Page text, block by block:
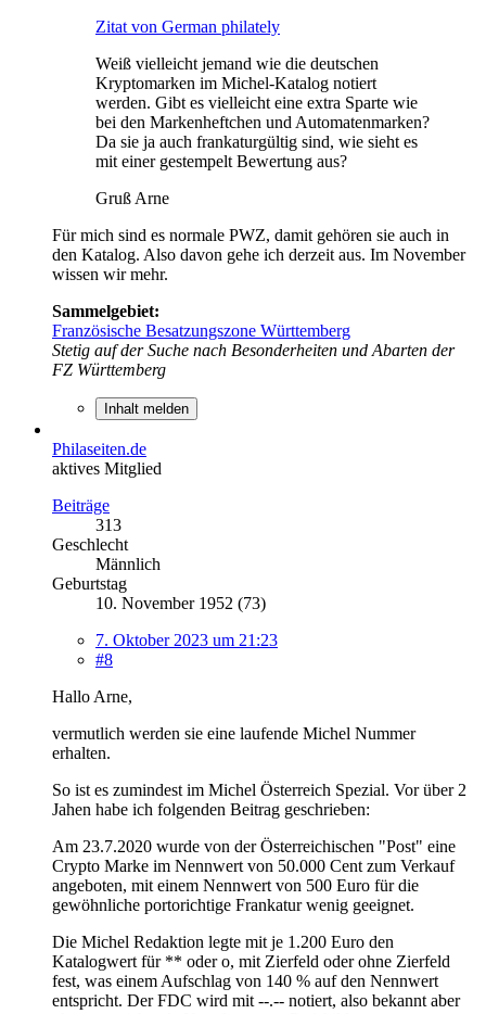
Zitat von German philately
Weiß vielleicht jemand wie die deutschen
Kryptomarken im Michel-Katalog notiert
werden. Gibt es vielleicht eine extra Sparte wie
bei den Markenheftchen und Automatenmarken?
Da sie ja auch frankaturgültig sind, wie sieht es
mit einer gestempelt Bewertung aus?
Gruß Arne
Für mich sind es normale PWZ, damit gehören sie auch in
den Katalog. Also davon gehe ich derzeit aus. Im November
wissen wir mehr.
Sammelgebiet:
Französische Besatzungszone Württemberg
Stetig auf der Suche nach Besonderheiten und Abarten der
FZ Württemberg
Inhalt melden
Philaseiten.de
aktives Mitglied
Beiträge
313
Geschlecht
Männlich
Geburtstag
10. November 1952 (73)
7. Oktober 2023 um 21:23
#8
Hallo Arne,
vermutlich werden sie eine laufende Michel Nummer
erhalten.
So ist es zumindest im Michel Österreich Spezial. Vor über 2
Jahen habe ich folgenden Beitrag geschrieben:
Am 23.7.2020 wurde von der Österreichischen "Post" eine
Crypto Marke im Nennwert von 50.000 Cent zum Verkauf
angeboten, mit einem Nennwert von 500 Euro für die
gewöhnliche portorichtige Frankatur wenig geeignet.
Die Michel Redaktion legte mit je 1.200 Euro den
Katalogwert für ** oder o, mit Zierfeld oder ohne Zierfeld
fest, was einem Aufschlag von 140 % auf den Nennwert
entspricht. Der FDC wird mit --.-- notiert, also bekannt aber